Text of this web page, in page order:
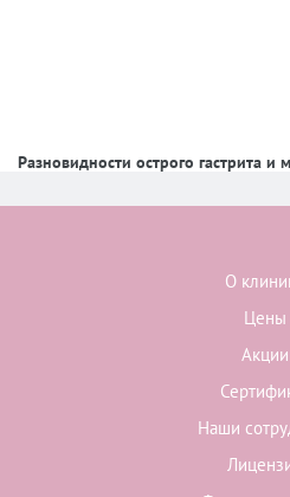
Разновидности острого гастрита и
О
Цены
Акции
Наши